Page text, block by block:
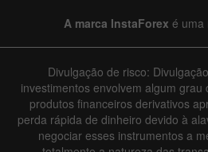
A marca InstaForex é uma
Divulgação de risco:
investimentos envolvem algum grau
produtos financeiros derivativos
perda rápida de dinheiro devido à
negociar esses instrumentos a